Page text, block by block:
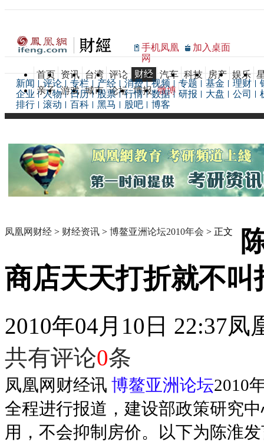
手机凤凰
网
加入桌面
首页 资讯 台湾 评论 财经 汽车 科技 房产 娱乐
亲子 游戏 城市 论坛 博报 微博
新闻 评论 专栏 产经 消费 视频 专题 基金 理财
企业
人物 日历 股票 行情 数据 研报 大盘 公司
排行
滚动 百科 黑马 股吧 博客
凤凰网财经 > 财经资讯 > 博鳌亚洲论坛2010年会 > 正文
商店天天打折就不叫
2010年04月10日 22:37凤
共有评论0条
凤凰网财经讯 博鳌亚洲论坛2010
全程进行报道，建设部政策研究
用，不会抑制房价。以下为陈淮